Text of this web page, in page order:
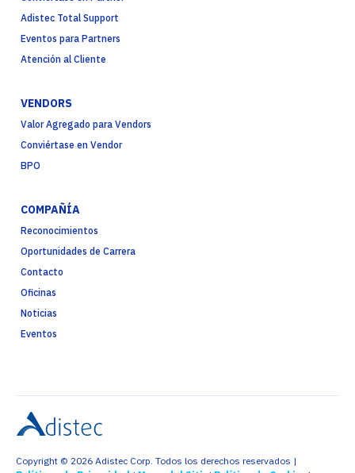
Adistec Total Support
Eventos para Partners
Atención al Cliente
VENDORS
Valor Agregado para Vendors
Conviértase en Vendor
BPO
COMPAÑÍA
Reconocimientos
Oportunidades de Carrera
Contacto
Oficinas
Noticias
Eventos
Copyright © 2026 Adistec Corp. Todos los derechos reservados |